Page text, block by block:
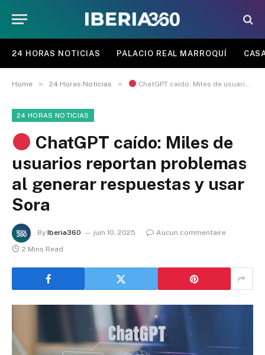
24 HORAS NOTICIAS PALACIO REAL MARROQUÍ
Home » 24 Horas Noticias » ChatGPT caído: Miles de usuarios reportan problemas al generar respuestas y usar Sora
24 HORAS NOTICIAS
ChatGPT caído: Miles de
usuarios reportan problemas
al generar respuestas y usar
Sora
By Iberia360 juin 10, 2025
Aucun commentaire
2 Mins Read